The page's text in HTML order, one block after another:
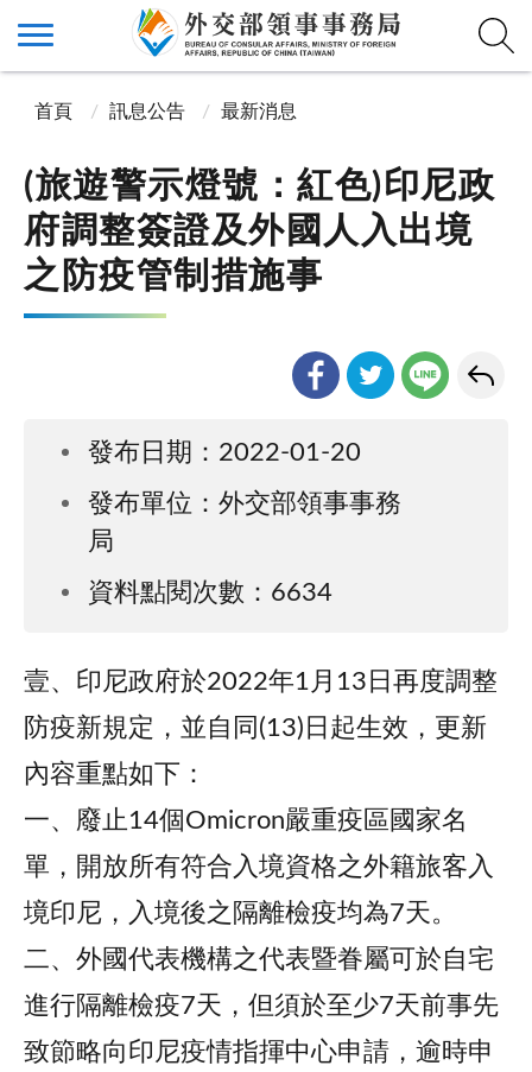
首頁 訊息公告 最新消息
(旅遊警示燈號：紅色)印尼政
府調整簽證及外國人入出境
之防疫管制措施事
發布日期：2022-01-20
發布單位：外交部領事事務
局
資料點閱次數：6634
壹、印尼政府於2022年1月13日再度調整
防疫新規定，並自同(13)日起生效，更新
內容重點如下：
一、廢止14個Omicron嚴重疫區國家名
單，開放所有符合入境資格之外籍旅客入
境印尼，入境後之隔離檢疫均為7天。
二、外國代表機構之代表暨眷屬可於自宅
進行隔離檢疫7天，但須於至少7天前事先
致節略向印尼疫情指揮中心申請，逾時申